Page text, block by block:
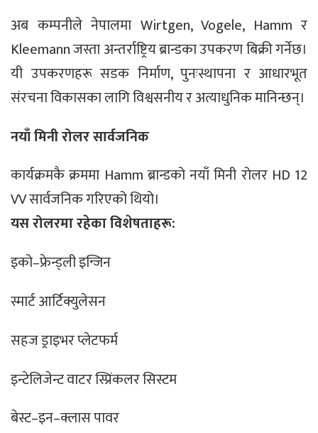
अब कम्पनीले नेपालमा Wirtgen, Vogele, Hamm र
Kleemann जस्ता अन्तर्राष्ट्रिय ब्रान्डका उपकरण बिक्री गर्नेछ।
यी उपकरणहरू सडक निर्माण, पुनःस्थापना र आधारभूत
संरचना विकासका लागि विश्वसनीय र अत्याधुनिक मानिन्छन्।
नयाँ मिनी रोलर सार्वजनिक
कार्यक्रमकै क्रममा Hamm ब्रान्डको नयाँ मिनी रोलर HD 12
VV सार्वजनिक गरिएको थियो।
यस रोलरमा रहेका विशेषताहरू:
इको–फ्रेन्ड्ली इन्जिन
स्मार्ट आर्टिक्युलेसन
सहज ड्राइभर प्लेटफर्म
इन्टेलिजेन्ट वाटर स्प्रिंकलर सिस्टम
बेस्ट–इन–क्लास पावर